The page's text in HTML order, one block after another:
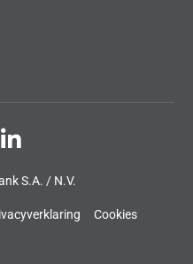
S.A. / N.V.
Cookies